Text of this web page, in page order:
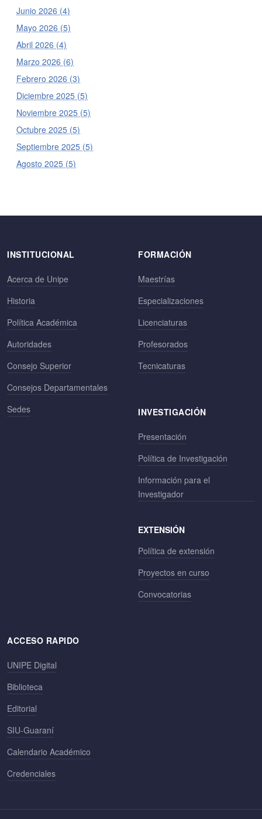
Junio 2026 (4)
Mayo 2026 (5)
Abril 2026 (4)
Marzo 2026 (6)
Febrero 2026 (3)
Diciembre 2025 (5)
Noviembre 2025 (5)
Octubre 2025 (5)
Septiembre 2025 (5)
Agosto 2025 (5)
INSTITUCIONAL
Acerca de Unipe
Historia
Política Académica
Autoridades
Consejo Superior
Consejos Departamentales
Sedes
FORMACIÓN
Maestrías
Especializaciones
Licenciaturas
Profesorados
Tecnicaturas
INVESTIGACIÓN
Presentación
Política de Investigación
Información para el
Investigador
EXTENSIÓN
Política de extensión
Proyectos en curso
Convocatorias
ACCESO RAPIDO
UNIPE Digital
Biblioteca
Editorial
SIU-Guaraní
Calendario Académico
Credenciales